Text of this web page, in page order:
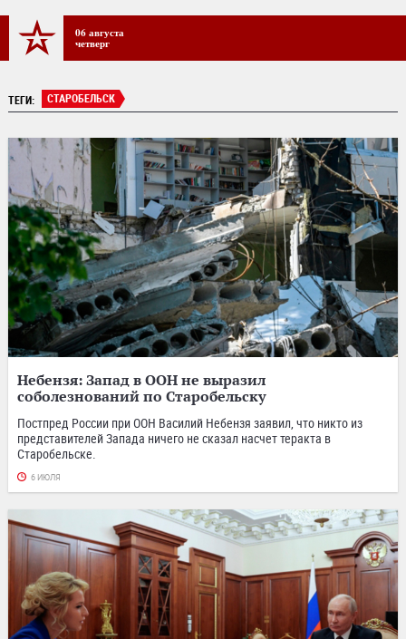
06 августа
четверг
ТЕГИ: СТАРОБЕЛЬСК
Небензя: Запад в ООН не выразил
соболезнований по Старобельску
Постпред России при ООН Василий Небензя заявил, что никто из
представителей Запада ничего не сказал насчет теракта в
Старобельске.
6 ИЮЛЯ